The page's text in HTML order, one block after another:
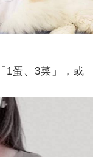
1蛋、3菜」，或